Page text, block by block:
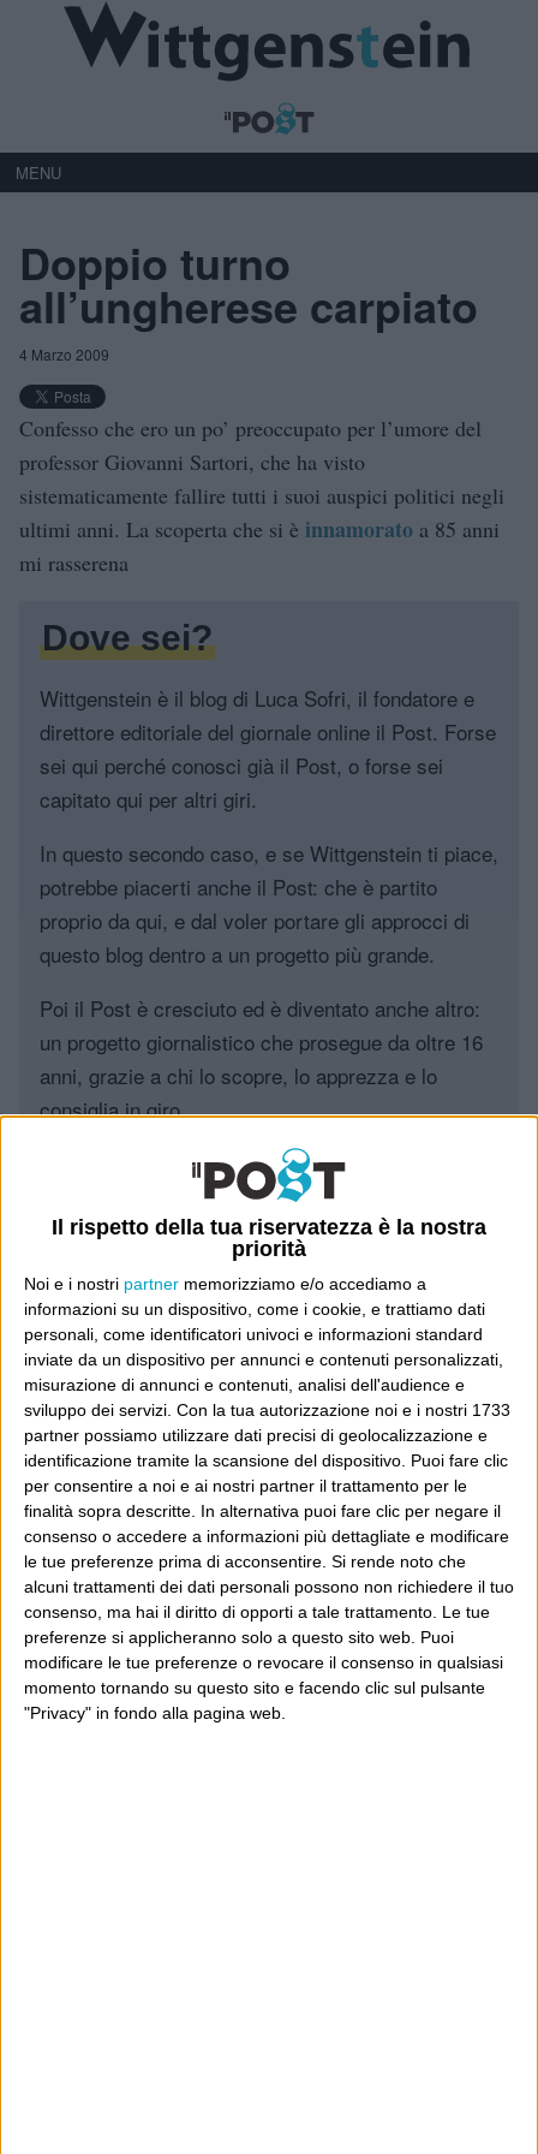
Il rispetto della tua riservatezza è la nostra
priorità
Noi e i nostri partner memorizziamo e/o accediamo a
informazioni su un dispositivo, come i cookie, e trattiamo dati
personali, come identificatori univoci e informazioni standard
inviate da un dispositivo per annunci e contenuti personalizzati,
misurazione di annunci e contenuti, analisi dell'audience e
sviluppo dei servizi. Con la tua autorizzazione noi e i nostri 1733
partner possiamo utilizzare dati precisi di geolocalizzazione e
identificazione tramite la scansione del dispositivo. Puoi fare clic
per consentire a noi e ai nostri partner il trattamento per le
finalità sopra descritte. In alternativa puoi fare clic per negare il
consenso o accedere a informazioni più dettagliate e modificare
le tue preferenze prima di acconsentire. Si rende noto che
alcuni trattamenti dei dati personali possono non richiedere il tuo
consenso, ma hai il diritto di opporti a tale trattamento. Le tue
preferenze si applicheranno solo a questo sito web. Puoi
modificare le tue preferenze o revocare il consenso in qualsiasi
momento tornando su questo sito e facendo clic sul pulsante
"Privacy" in fondo alla pagina web.
MENU
Doppio turno
all’ungherese carpiato
4 Marzo 2009
Confesso che ero un po’ preoccupato per l’umore del
professor Giovanni Sartori, che ha visto
sistematicamente fallire tutti i suoi auspici politici negli
ultimi anni. La scoperta che si è innamorato a 85 anni
mi rasserena
Dove sei?
Wittgenstein è il blog di Luca Sofri, il fondatore e
direttore editoriale del giornale online il Post. Forse
sei qui perché conosci già il Post, o forse sei
capitato qui per altri giri.
In questo secondo caso, e se Wittgenstein ti piace,
potrebbe piacerti anche il Post: che è partito
proprio da qui, e dal voler portare gli approcci di
questo blog dentro a un progetto più grande.
Poi il Post è cresciuto ed è diventato anche altro:
un progetto giornalistico che prosegue da oltre 16
anni, grazie a chi lo scopre, lo apprezza e lo
consiglia in giro.
Leggi il Post, magari ti piace
POST PRECEDENTE
Tette, e altro
POST SUCCESSIVO
A nome del PD
E per i regali di Natale